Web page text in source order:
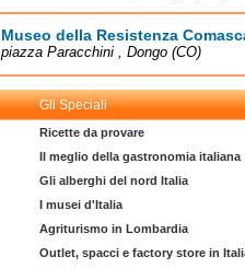
Museo della Resistenza
piazza Paracchini , Dongo (CO)
Gli Speciali
Ricette da provare
Il meglio della gastronomia italiana
Gli alberghi del nord Italia
I musei d'Italia
Agriturismo in Lombardia
Outlet, spacci e factory store in